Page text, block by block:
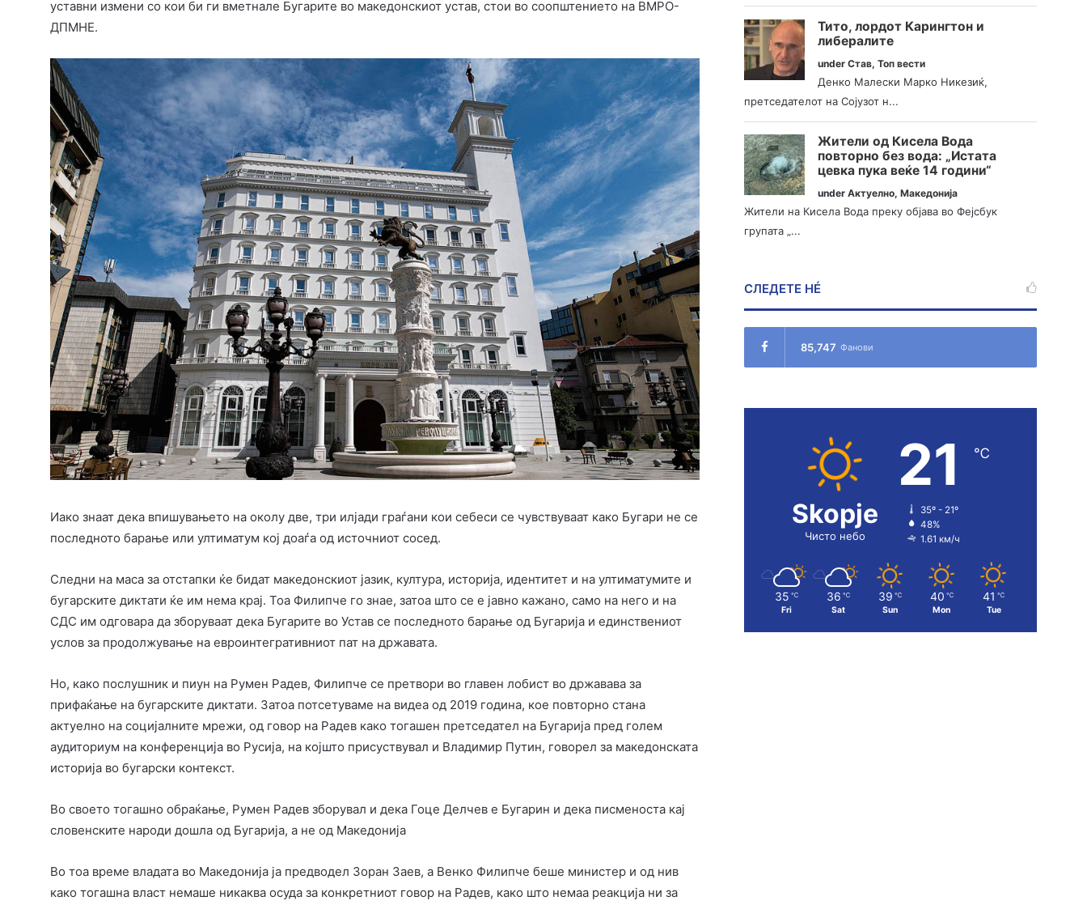
уставни измени со кои би ги вметнале Бугарите во македонскиот устав, стои во соопштението на ВМРО-
ДПМНЕ.
Иако знаат дека впишувањето на околу две, три илјади граѓани кои себеси се чувствуваат како Бугари не се
последното барање или ултиматум кој доаѓа од источниот сосед.
Следни на маса за отстапки ќе бидат македонскиот јазик, култура, историја, идентитет и на ултиматумите и
бугарските диктати ќе им нема крај. Тоа Филипче го знае, затоа што се е јавно кажано, само на него и на
СДС им одговара да зборуваат дека Бугарите во Устав се последното барање од Бугарија и единствениот
услов за продолжување на евроинтегративниот пат на државата.
Но, како послушник и пиун на Румен Радев, Филипче се претвори во главен лобист во државава за
прифаќање на бугарските диктати. Затоа потсетуваме на видеа од 2019 година, кое повторно стана
актуелно на социјалните мрежи, од говор на Радев како тогашен претседател на Бугарија пред голем
аудиториум на конференција во Русија, на којшто присуствувал и Владимир Путин, говорел за македонската
историја во бугарски контекст.
Во своето тогашно обраќање, Румен Радев зборувал и дека Гоце Делчев е Бугарин и дека писменоста кај
словенските народи дошла од Бугарија, а не од Македонија
Во тоа време владата во Македонија ја предводел Зоран Заев, а Венко Филипче беше министер и од нив
како тогашна власт немаше никаква осуда за конкретниот говор на Радев, како што немаа реакција ни за
Тито, лордот Карингтон и
либералите
underСтав,Топ вести
Денко Малески Марко Никезиќ,
претседателот на Сојузот н...
Жители од Кисела Вода
повторно без вода: „Истата
цевка пука веќе 14 години“
underАктуелно,Македонија
Жители на Кисела Вода преку објава во Фејсбук
групата „...
СЛЕДЕТЕ НÉ
85,747 Фанови
Skopje
Чисто небо
21 ℃
35º - 21º
48%
1.61 км/ч
35 ℃
Fri
36 ℃
Sat
39 ℃
Sun
40 ℃
Mon
41 ℃
Tue